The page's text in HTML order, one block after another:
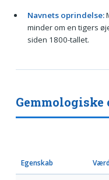
Navnets oprindelse:
minder om en tigers
siden 1800-tallet.
Gemmologiske
Egenskab